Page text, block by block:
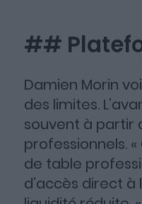
##
Damien Morin
des limites.
souvent à partir
professionnels.
de table
d’accès direct